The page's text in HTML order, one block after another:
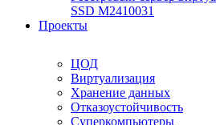
SSD М2410031
Проекты
ЦОД
Виртуализация
Хранение данных
Отказоустойчивость
Суперкомпьютеры